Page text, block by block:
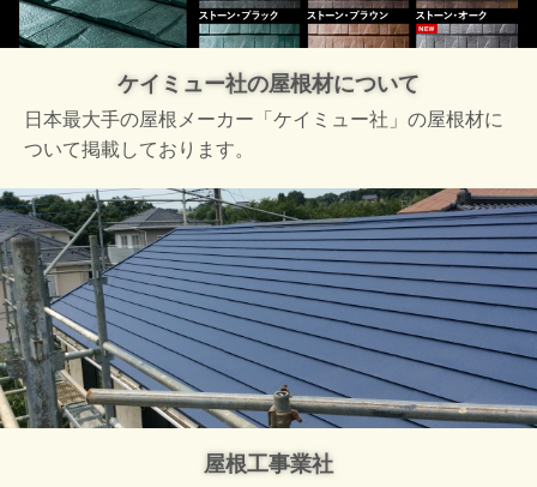
ケイミュー社の屋根材について
日本最大手の屋根メーカー「ケイミュー社」の屋根材に
ついて掲載しております。
屋根工事業社